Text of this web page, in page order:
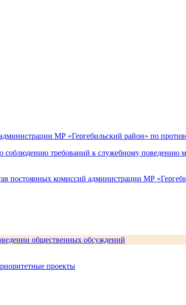
МР «Гергебильский район» по
соблюдению требований к служебному
постоянных комиссий администрации МР
общественных обсуждений